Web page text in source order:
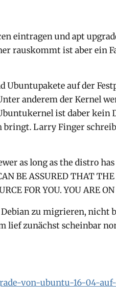
eintragen und apt
rauskommt ist aber ein
Ubuntupakete auf der
anderem der Kernel
ist daber kein
bringt. Larry Finger
as long as the distro
BE ASSURED THAT
FOR YOU. YOU ARE
zu migrieren, nicht
lief zunächst scheinbar
von-ubuntu-16-04-